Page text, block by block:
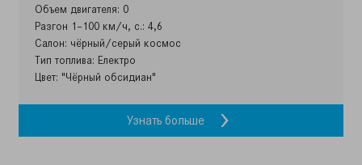
Объем двигателя: 0
Разгон 1–100 км/ч, с.: 4,6
Салон: чёрный/серый космос
Тип топлива: Електро
Цвет: "Чёрный обсидиан"
Узнать больше